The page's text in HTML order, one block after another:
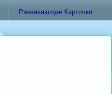
Развивающие Карточки